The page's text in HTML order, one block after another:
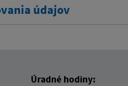
údajov
Úradné hodiny: